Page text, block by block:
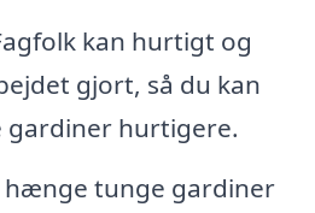
kan hurtigt og
gjort, så du kan
gardiner hurtigere.
hænge tunge gardiner